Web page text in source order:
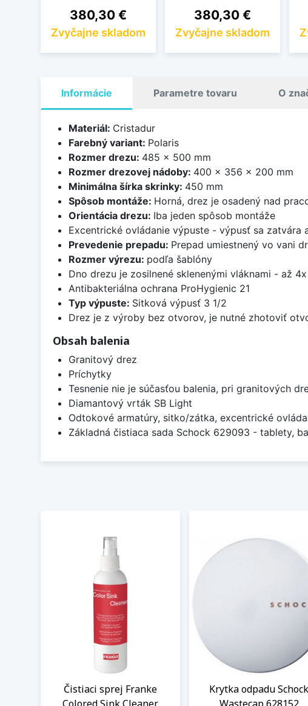
Cena
380,30 €
Zvyčajne skladom
Cena
380,30 €
Zvyčajne skladom
Informácie Parametre tovaru O
Materiál: Cristadur
Farebný variant: Polaris
Rozmer drezu: 485 x 500 mm
Rozmer drezovej nádoby: 400 x 356 x 200 mm
Minimálna šírka skrinky: 450 mm
Spôsob montáže: Horná, drez je osadený nad
Orientácia drezu: Iba jeden spôsob montáže
Excentrické ovládanie výpuste - výpusť sa zatvára
Prevedenie prepadu: Prepad umiestnený vo vani
Rozmer výrezu: podľa šablóny
Dno drezu je zosilnené sklenenými vláknami - až
Antibakteriálna ochrana ProHygienic 21
Typ výpuste: Sitková výpusť 3 1/2
Drez je z výroby bez otvorov, je nutné zhotoviť
Obsah balenia
Granitový drez
Príchytky
Tesnenie nie je súčasťou balenia, pri granitových
Diamantový vrták SB Light
Odtokové armatúry, sitko/zátka, excentrické
Základná čistiaca sada Schock 629093 - tablety,
Čistiaci sprej Franke
Colored Sink Cleaner
Krytka odpadu Schock
Wastecap 628152